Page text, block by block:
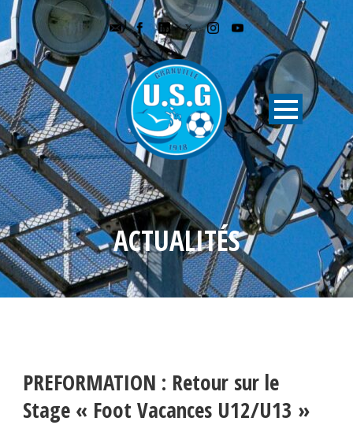
ACTUALITÉS
PREFORMATION : Retour sur le
Stage « Foot Vacances U12/U13 »